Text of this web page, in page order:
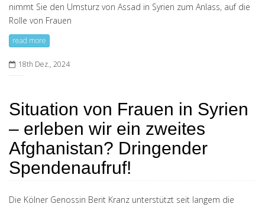
nimmt Sie den Umsturz von Assad in Syrien zum Anlass, auf die
Rolle von Frauen
read more
18th Dez., 2024
Situation von Frauen in Syrien
– erleben wir ein zweites
Afghanistan? Dringender
Spendenaufruf!
Die Kölner Genossin Berit Kranz unterstützt seit langem die